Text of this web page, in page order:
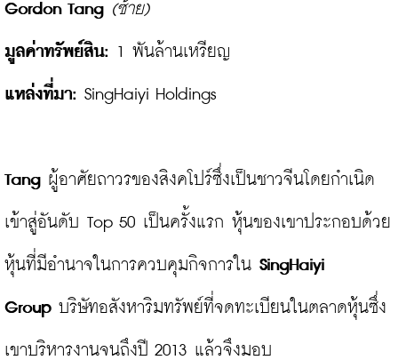
Gordon Tang (ซ้าย)
มูลค่าทรัพย์สิน:
แหล่งที่มา: SingHaiyi Holdings
Tang ผู้อาศัยถาวรของสิงคโปร์ซึ่งเป็นชาวจีนโดยกำเนิด
เข้าสู่อันดับ Top 50 เป็นครั้งแรก หุ้นของเขาประกอบด้วย
หุ้นที่มีอำนาจในการควบคุมกิจการใน SingHaiyi
Group บริษัทอสังหาริมทรัพย์ที่จดทะเบียนในตลาดหุ้นซึ่ง
เขาบริหารงานจนถึงปี 2013 แล้วจึงมอบ